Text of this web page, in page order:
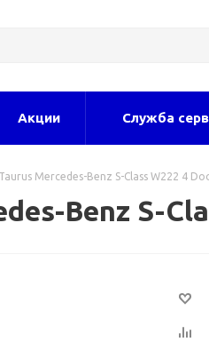
Акции Служба
Mercedes-Benz S-Class W222 4
Benz S-